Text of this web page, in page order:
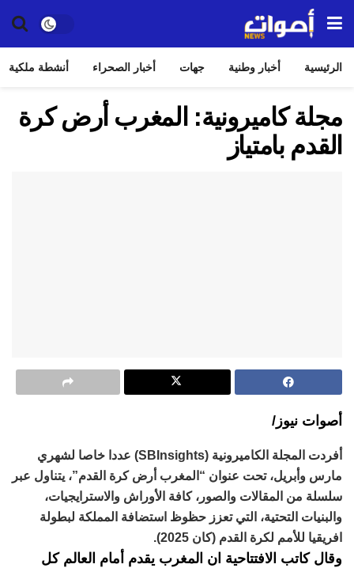
الرئيسية أخبار وطنية جهات أخبار الصحراء أنشطة ملكية
مجلة كاميرونية: المغرب أرض كرة
القدم بامتياز
أصوات نيوز/
أفردت المجلة الكاميرونية (SBInsights) عددا خاصا لشهري
مارس وأبريل، تحت عنوان “المغرب أرض كرة القدم”، يتناول عبر
سلسلة من المقالات والصور، كافة الأوراش والاسترايجيات،
والبنيات التحتية، التي تعزز حظوظ استضافة المملكة لبطولة
افريقيا للأمم لكرة القدم (كان 2025).
وقال كاتب الافتتاحية ان المغرب يقدم أمام العالم كل